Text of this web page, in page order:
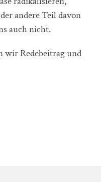
andere Teil davon
auch nicht.
wir Redebeitrag und